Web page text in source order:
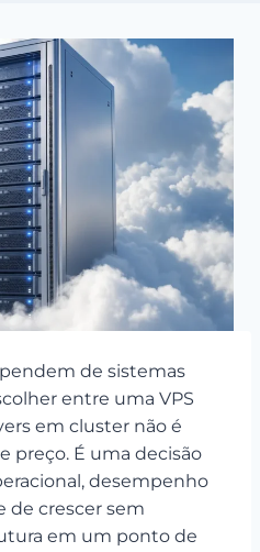
de sistemas
entre uma VPS
em cluster não é
preço. É uma decisão
desempenho
de crescer sem
em um ponto de